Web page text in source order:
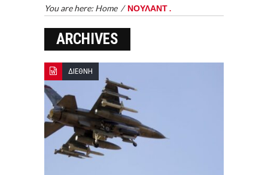
You are here: Home / ΝΟΥΛΑΝΤ .
ARCHIVES
ΔΙΕΘΝΗ